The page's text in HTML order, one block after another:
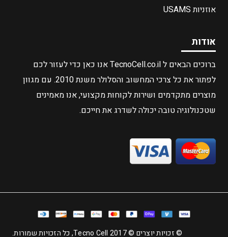
אוזניות USAMS
אודות
ברוכים הבאים ל TecnoCell.co.il אנו כאן כדי לעזור לכם
לפתור את כל צרכי המחשוב והסלולר משנת 2010. עם מגוון
מוצרים מתקדמים ושירות לקוחות מקצועי, אנו מאמינים
שטכנולוגיה טובה יכולה לשדרג את חייכם.
© זכויות יוצרים © 2017 Tecno Cell, כל הזכויות שמורות.